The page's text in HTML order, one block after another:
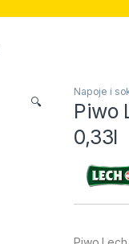
🔍
Napoje i
Piwo
0,33l